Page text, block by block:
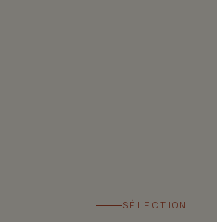
SÉLECTION